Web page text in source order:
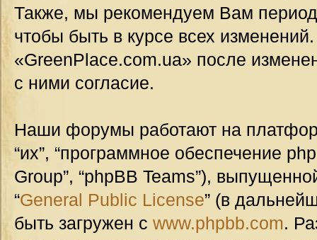
Также, мы рекомендуем Вам
чтобы быть в курсе всех
«GreenPlace.com.ua» после
с ними согласие.
Наши форумы работают на
“их”, “программное обеспечение
Group”, “phpBB Teams”),
“General Public License” (в
быть загружен с www.phpbb.com.